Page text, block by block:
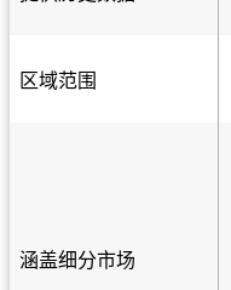
区域范围
涵盖细分市场